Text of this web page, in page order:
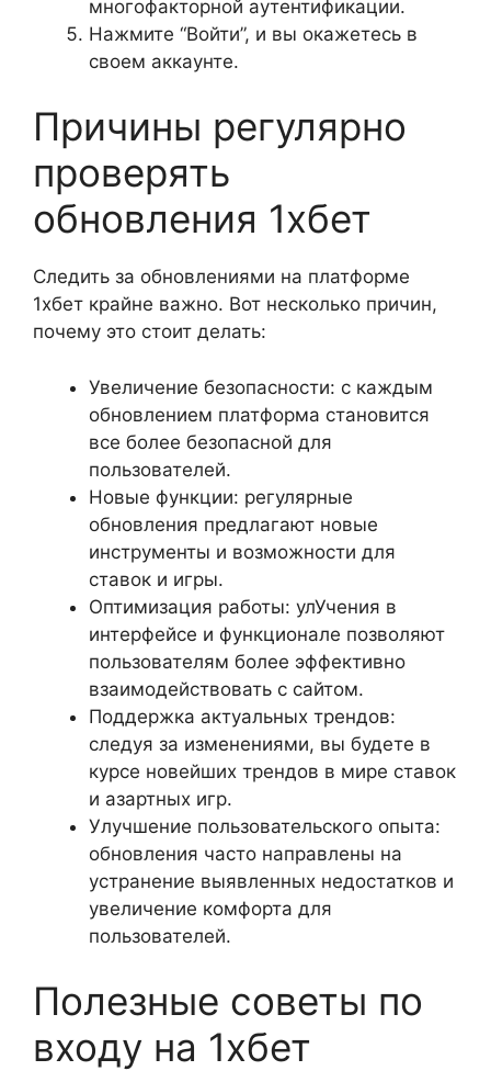
многофакторной аутентификации.
Нажмите “Войти”, и вы окажетесь в
своем аккаунте.
Причины регулярно
проверять
обновления 1хбет
Следить за обновлениями на платформе
1хбет крайне важно. Вот несколько причин,
почему это стоит делать:
Увеличение безопасности: с каждым
обновлением платформа становится
все более безопасной для
пользователей.
Новые функции: регулярные
обновления предлагают новые
инструменты и возможности для
ставок и игры.
Оптимизация работы: улУчения в
интерфейсе и функционале позволяют
пользователям более эффективно
взаимодействовать с сайтом.
Поддержка актуальных трендов:
следуя за изменениями, вы будете в
курсе новейших трендов в мире ставок
и азартных игр.
Улучшение пользовательского опыта:
обновления часто направлены на
устранение выявленных недостатков и
увеличение комфорта для
пользователей.
Полезные советы по
входу на 1хбет